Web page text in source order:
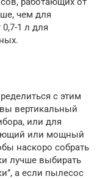
чем для
1 л для
с этим
вертикальный
или для
или мощный
наскоро собрать
лучше выбирать
а если пылесос